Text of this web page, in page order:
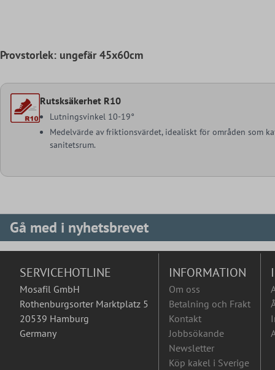
Provstorlek: ungefär 45x60cm
Rutsksäkerhet R10
Lutningsvinkel 10-19°
Medelvärde av friktionsvärdet, idealiskt för områden som
sanitetsrum.
Gå med i nyhetsbrevet
SERVICEHOTLINE
Mosafil GmbH
Rothenburgsorter Marktplatz 5
20539 Hamburg
Germany
INFORMATION
Om oss
Betalning och Frakt
Kontakt
Jobbsökande
Newsletter
Köp kakel i Sverige